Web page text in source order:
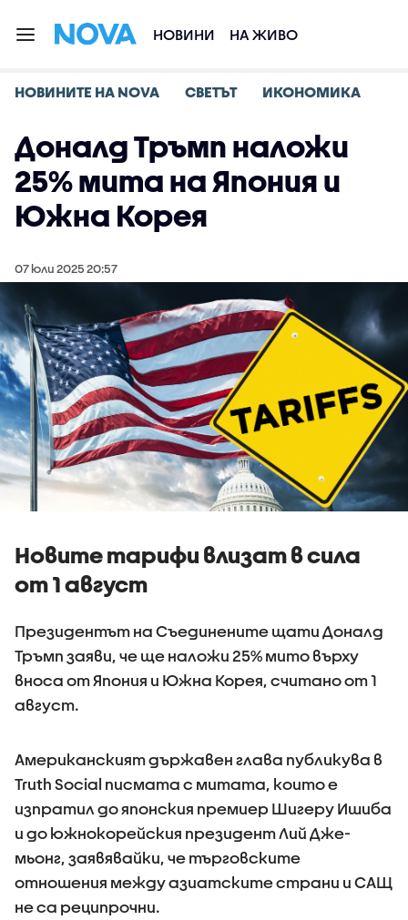
НОВИНИ НА ЖИВО
НОВИНИТЕ НА NOVA СВЕТЪТ ИКОНОМИКА
Доналд Тръмп наложи
25% мита на Япония и
Южна Корея
07 юли 2025 20:57
Новите тарифи влизат в сила
от 1 август
Президентът на Съединените щати Доналд
Тръмп заяви, че ще наложи 25% мито върху
вноса от Япония и Южна Корея, считано от 1
август.
Американският държавен глава публикува в
Truth Social писмата с митата, които е
изпратил до японския премиер Шигеру Ишиба
и до южнокорейския президент Лий Дже-
мьонг, заявявайки, че търговските
отношения между азиатските страни и САЩ
не са реципрочни.